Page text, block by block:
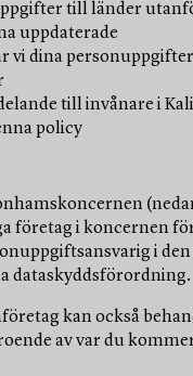
till länder
uppdaterade
vi dina
till invånare i
policy
företag i koncernen
i
dataskyddsförordning.
kan också
av var du